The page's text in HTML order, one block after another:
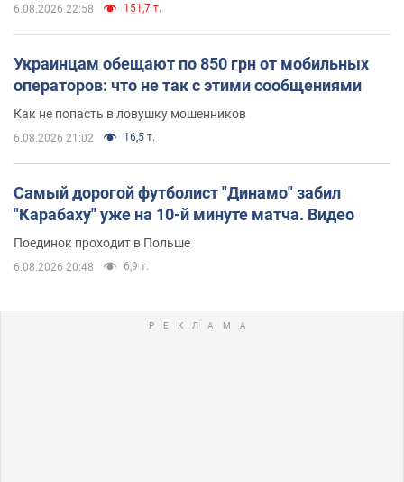
6.08.2026 22:58 151,7 т.
Украинцам обещают по 850 грн от мобильных
операторов: что не так с этими сообщениями
Как не попасть в ловушку мошенников
6.08.2026 21:02 16,5 т.
Самый дорогой футболист "Динамо" забил
"Карабаху" уже на 10-й минуте матча. Видео
Поединок проходит в Польше
6.08.2026 20:48 6,9 т.